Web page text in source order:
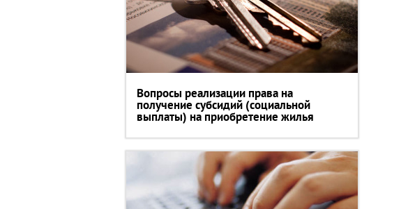
Вопросы реализации права на
получение субсидий (социальной
выплаты) на приобретение жилья